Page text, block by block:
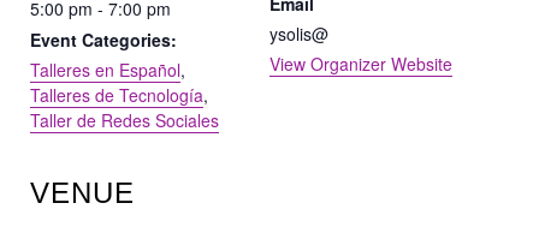
5:00 pm - 7:00 pm
Event Categories:
Talleres en Español,
Talleres de Tecnología,
Taller de Redes Sociales
ysolis@
View Organizer Website
VENUE